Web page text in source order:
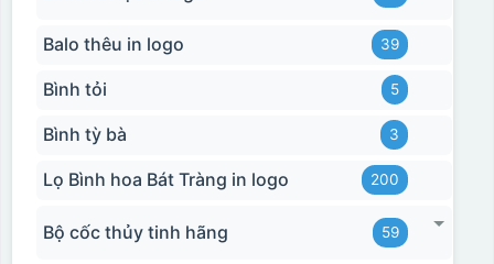
Balo thêu in logo 39
Bình tỏi 5
Bình tỳ bà 3
Lọ Bình hoa Bát Tràng in logo 200
Bộ cốc thủy tinh hãng 59